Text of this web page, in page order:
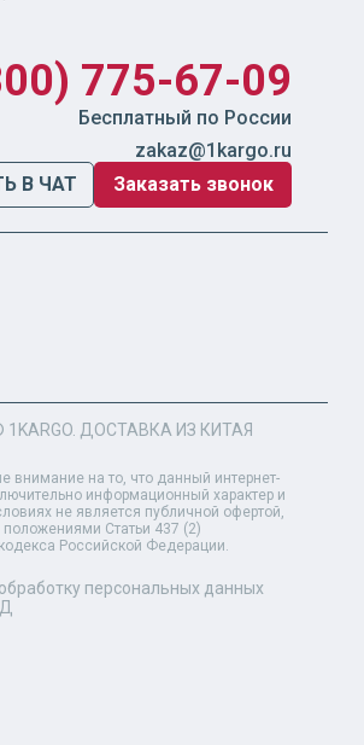
775-67-09
Бесплатный по России
zakaz@1kargo.ru
В ЧАТ
Заказать звонок
1KARGO . ДОСТАВКА ИЗ КИТАЯ
внимание на то, что данный интернет-
информационный характер и
не является публичной офертой,
Статьи 437 (2)
Российской Федерации.
персональных данных